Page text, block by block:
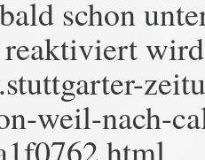
schon
reaktiviert
weil-nach-